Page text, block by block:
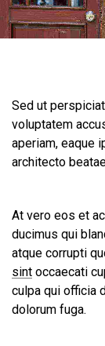
Sed ut
voluptatem
aperiam, eaque
architecto
At vero eos et
ducimus qui
atque corrupti
sint occaecati
culpa qui officia
dolorum fuga.